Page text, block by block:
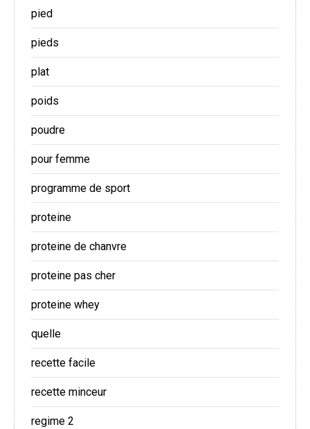
pied
pieds
plat
poids
poudre
pour femme
programme de sport
proteine
proteine de chanvre
proteine pas cher
proteine whey
quelle
recette facile
recette minceur
regime 2